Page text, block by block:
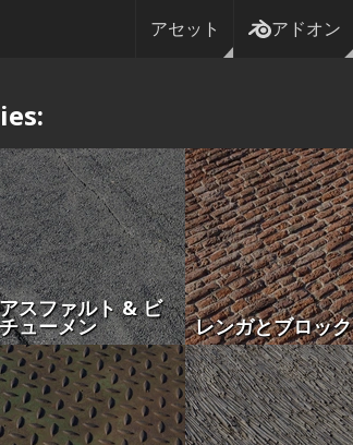
アセット アドオン
スファルト & ビ
ューメン レンガとブロック